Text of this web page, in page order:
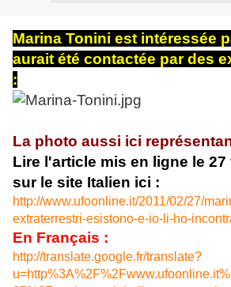
Marina Tonini est intéressée
aurait été contactée par des
:
La photo aussi ici
Lire l'article mis en ligne le 27
sur le site Italien ici :
http://www.ufoonline.it/2011/02/27/
extraterrestri-esistono-e-io-li-ho-
En Français :
http://translate.google.fr/translate?